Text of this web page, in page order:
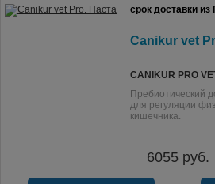
срок доставки
Canikur vet
CANIKUR PRO
Пребиотический
для регуляции
кишечника.
6055 руб.